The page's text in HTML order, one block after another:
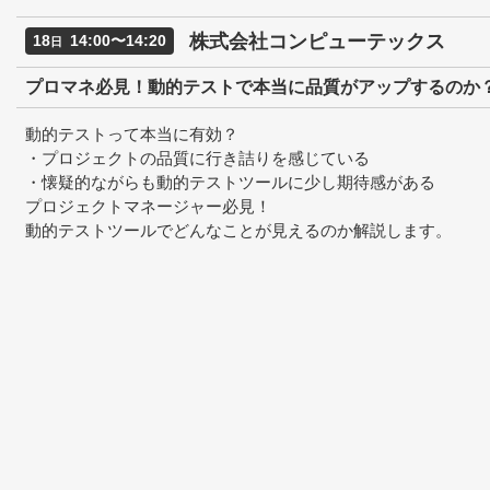
18日 14:00〜14:20 株式会社コンピューテックス
プロマネ必見！動的テストで本当に品質がアップするのか
動的テストって本当に有効？
・プロジェクトの品質に行き詰りを感じている
・懐疑的ながらも動的テストツールに少し期待感がある
プロジェクトマネージャー必見！
動的テストツールでどんなことが見えるのか解説します。